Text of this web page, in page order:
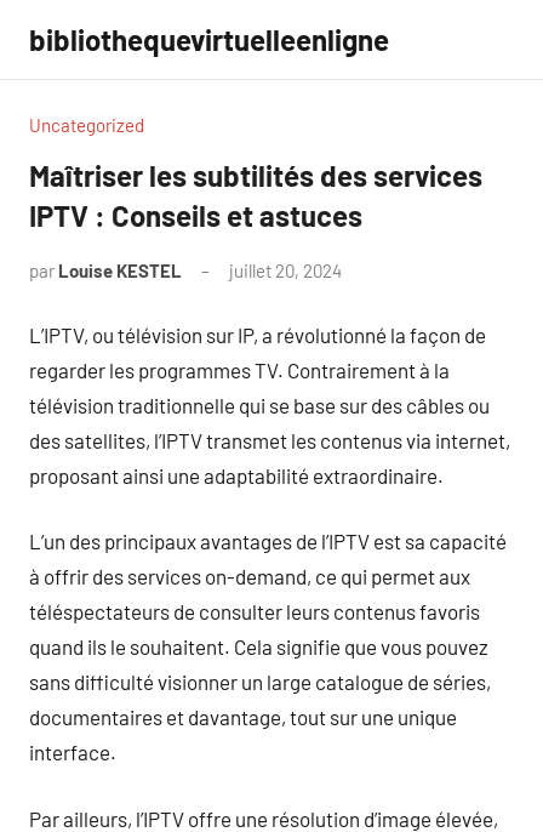
contenu
bibliothequevirtuelleenligne
Uncategorized
Maîtriser les subtilités des services
IPTV : Conseils et astuces
par Louise KESTEL juillet 20, 2024
L’IPTV, ou télévision sur IP, a révolutionné la façon de
regarder les programmes TV. Contrairement à la
télévision traditionnelle qui se base sur des câbles ou
des satellites, l’IPTV transmet les contenus via internet,
proposant ainsi une adaptabilité extraordinaire.
L’un des principaux avantages de l’IPTV est sa capacité
à offrir des services on-demand, ce qui permet aux
téléspectateurs de consulter leurs contenus favoris
quand ils le souhaitent. Cela signifie que vous pouvez
sans difficulté visionner un large catalogue de séries,
documentaires et davantage, tout sur une unique
interface.
Par ailleurs, l’IPTV offre une résolution d’image élevée,